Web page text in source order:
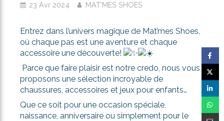
23 Avr 2024 MAT'MES SHOES
Entrez dans l’univers magique de Mat’mes Shoes,
où chaque pas est une aventure et chaque
accessoire une découverte!
Parce que faire plaisir est notre credo, nous vous
proposons une sélection incroyable de
chaussures, accessoires et jeux pour enfants…
Que ce soit pour une occasion spéciale,
naissance, anniversaire ou simplement pour le